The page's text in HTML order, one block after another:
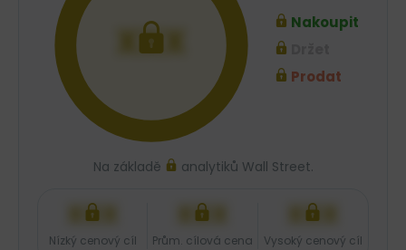
XXX
Nakoupit
Prodat
Na základě analytiků Wall Street.
XXX
Nízký cenový cíl
XXX
Prům. cílová cena
XXX
Vysoký cenový cíl